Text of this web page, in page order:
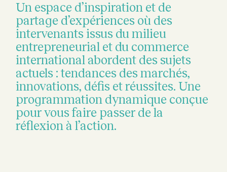
Un espace d’inspiration et de
partage d’expériences où des
intervenants issus du milieu
entrepreneurial et du commerce
international abordent des sujets
actuels : tendances des marchés,
innovations, défis et réussites.Une
programmation dynamique conçue
pour vous faire passer de la
réflexion à l’action.